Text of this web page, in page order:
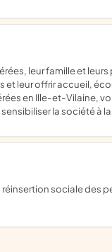
et leur offrir accueil,
en Ille-et-Vilaine,
la société à